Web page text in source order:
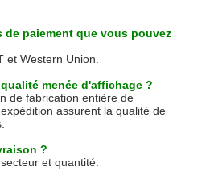
paiement que vous pouvez
et Western Union.
menée d'affichage ?
de fabrication entière de
assurent la qualité de
?
et quantité.